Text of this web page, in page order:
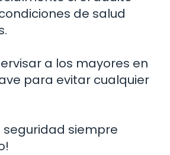
de salud
a los mayores en
para evitar cualquier
seguridad siempre